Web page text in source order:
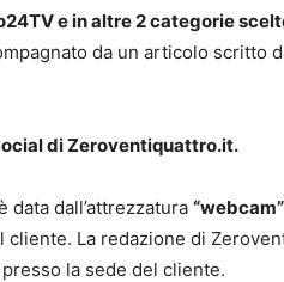
e in altre 2 categorie
da un articolo scritto
di Zeroventiquattro.it.
data dall’attrezzatura
cliente. La redazione di
la sede del cliente.